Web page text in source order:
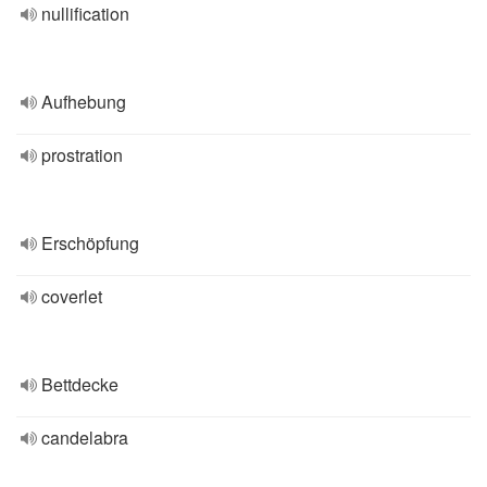
nullification
Aufhebung
prostration
Erschöpfung
coverlet
Bettdecke
candelabra